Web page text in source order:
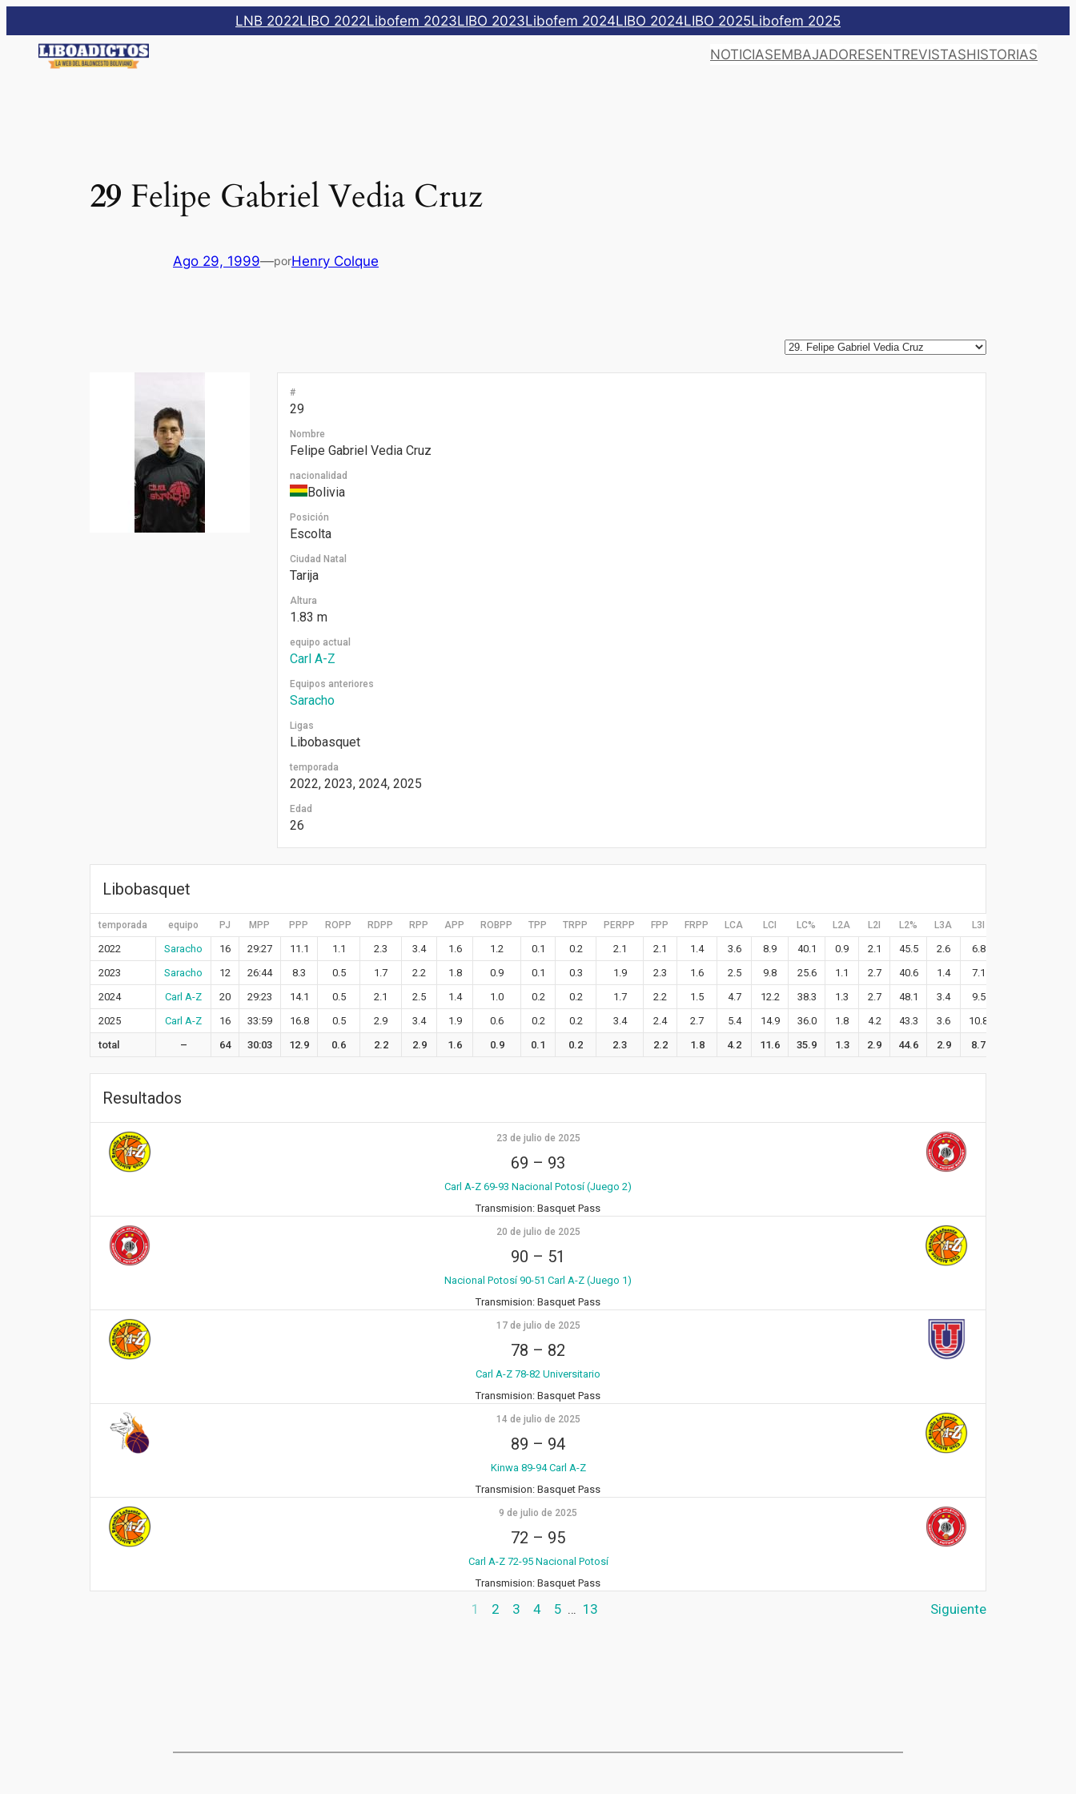
al
contenido
LNB 2022LIBO 2022Libofem 2023LIBO 2023Libofem 2024LIBO 2024LIBO 2025Libofem 2025
NOTICIASEMBAJADORESENTREVISTASHISTORIAS
29 Felipe Gabriel Vedia Cruz
Ago 29, 1999—porHenry Colque
#
29
Nombre
Felipe Gabriel Vedia Cruz
nacionalidad
Bolivia
Posición
Escolta
Ciudad Natal
Tarija
Altura
1.83 m
equipo actual
Carl A-Z
Equipos anteriores
Saracho
Ligas
Libobasquet
temporada
2022, 2023, 2024, 2025
Edad
26
Libobasquet
temporada equipo PJ MPP PPP ROPP RDPP RPP APP ROBPP TPP TRPP PERPP FPP FRPP LCA LCI LC% L2A L2I L2% L3A L3I
2022 Saracho 16 29:27 11.1 1.1 2.3 3.4 1.6 1.2 0.1 0.2 2.1 2.1 1.4 3.6 8.9 40.1 0.9 2.1 45.5 2.6 6.8
2023
Saracho 12 26:44 8.3 0.5 1.7 2.2 1.8 0.9 0.1 0.3 1.9 2.3 1.6 2.5 9.8 25.6 1.1 2.7 40.6 1.4 7.1
2024
Carl A-Z 20 29:23 14.1 0.5 2.1 2.5 1.4 1.0 0.2 0.2 1.7 2.2 1.5 4.7 12.2 38.3 1.3 2.7 48.1 3.4 9.5
2025
Carl A-Z 16 33:59 16.8 0.5 2.9 3.4 1.9 0.6 0.2 0.2 3.4 2.4 2.7 5.4 14.9 36.0 1.8 4.2 43.3 3.6 10.8
total
– 64 30:03 12.9 0.6 2.2 2.9 1.6 0.9 0.1 0.2 2.3 2.2 1.8 4.2 11.6 35.9 1.3 2.9 44.6 2.9 8.7
Resultados
23 de julio de 2025
69 – 93
Carl A-Z 69-93 Nacional Potosí (Juego 2)
Transmision: Basquet Pass
20 de julio de 2025
90 – 51
Nacional Potosí 90-51 Carl A-Z (Juego 1)
Transmision: Basquet Pass
17 de julio de 2025
78 – 82
Carl A-Z 78-82 Universitario
Transmision: Basquet Pass
14 de julio de 2025
89 – 94
Kinwa 89-94 Carl A-Z
Transmision: Basquet Pass
9 de julio de 2025
72 – 95
Carl A-Z 72-95 Nacional Potosí
Transmision: Basquet Pass
1 2 3 4 5 … 13 Siguiente